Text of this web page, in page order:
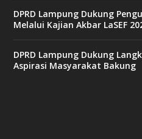
v
9
c
a
DPRD Lampung Dukung
Melalui Kajian Akbar LaSEF
DPRD Lampung Dukung
Aspirasi Masyarakat Bakung